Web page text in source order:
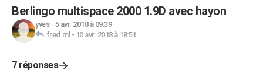
Berlingo multispace 2000 1.9D avec hayon
yves- 5 avr. 2018 à 09:39
fred.ml - 10 avr. 2018 à 18:51
7 réponses